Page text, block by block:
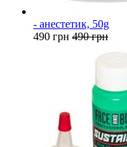
- анестетик, 50g
490 грн 490 грн